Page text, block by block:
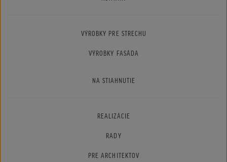
VÝROBKY PRE STRECHU
VÝROBKY FASÁDA
NA STIAHNUTIE
REALIZÁCIE
RADY
PRE ARCHITEKTOV